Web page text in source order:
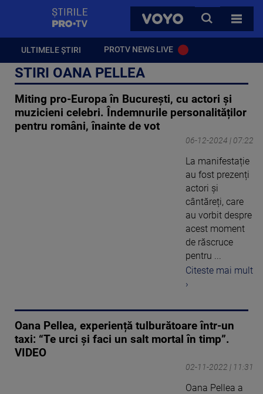
VOYO
CAUTA
TOATE
ULTIMELE ȘTIRI PROTV NEWS LIVE
STIRI OANA PELLEA
Miting pro-Europa în București, cu actori și
muzicieni celebri. Îndemnurile personalităților
pentru români, înainte de vot
06-12-2024 | 07:22
La manifestație
au fost prezenți
actori și
cântăreți, care
au vorbit despre
acest moment
de răscruce
pentru ...
Citeste mai mult
›
Oana Pellea, experiență tulburătoare într-un
taxi: “Te urci și faci un salt mortal în timp”.
VIDEO
02-11-2022 | 11:31
Oana Pellea a